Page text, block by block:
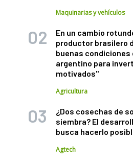
Maquinarias y vehículos
En un cambio
productor brasilero
buenas condiciones
argentino para
motivados"
Agricultura
¿Dos cosechas de
siembra? El
busca hacerlo
Agtech